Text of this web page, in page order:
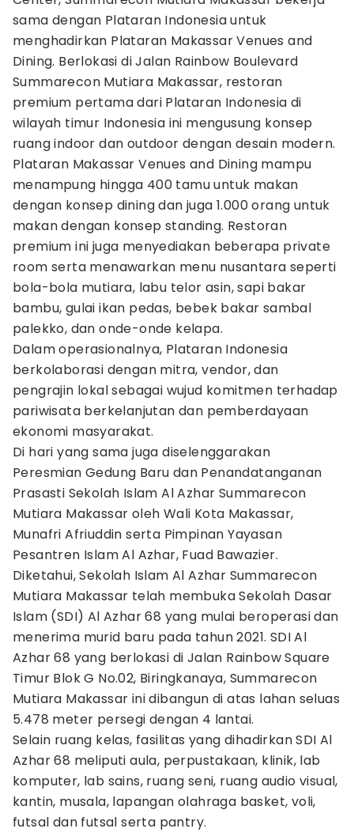
sama dengan Plataran Indonesia untuk
menghadirkan Plataran Makassar Venues and
Dining. Berlokasi di Jalan Rainbow Boulevard
Summarecon Mutiara Makassar, restoran
premium pertama dari Plataran Indonesia di
wilayah timur Indonesia ini mengusung konsep
ruang indoor dan outdoor dengan desain modern.
Plataran Makassar Venues and Dining mampu
menampung hingga 400 tamu untuk makan
dengan konsep dining dan juga 1.000 orang untuk
makan dengan konsep standing. Restoran
premium ini juga menyediakan beberapa private
room serta menawarkan menu nusantara seperti
bola-bola mutiara, labu telor asin, sapi bakar
bambu, gulai ikan pedas, bebek bakar sambal
palekko, dan onde-onde kelapa.
Dalam operasionalnya, Plataran Indonesia
berkolaborasi dengan mitra, vendor, dan
pengrajin lokal sebagai wujud komitmen terhadap
pariwisata berkelanjutan dan pemberdayaan
ekonomi masyarakat.
Di hari yang sama juga diselenggarakan
Peresmian Gedung Baru dan Penandatanganan
Prasasti Sekolah Islam Al Azhar Summarecon
Mutiara Makassar oleh Wali Kota Makassar,
Munafri Afriuddin serta Pimpinan Yayasan
Pesantren Islam Al Azhar, Fuad Bawazier.
Diketahui, Sekolah Islam Al Azhar Summarecon
Mutiara Makassar telah membuka Sekolah Dasar
Islam (SDI) Al Azhar 68 yang mulai beroperasi dan
menerima murid baru pada tahun 2021. SDI Al
Azhar 68 yang berlokasi di Jalan Rainbow Square
Timur Blok G No.02, Biringkanaya, Summarecon
Mutiara Makassar ini dibangun di atas lahan seluas
5.478 meter persegi dengan 4 lantai.
Selain ruang kelas, fasilitas yang dihadirkan SDI Al
Azhar 68 meliputi aula, perpustakaan, klinik, lab
komputer, lab sains, ruang seni, ruang audio visual,
kantin, musala, lapangan olahraga basket, voli,
futsal dan futsal serta pantry.